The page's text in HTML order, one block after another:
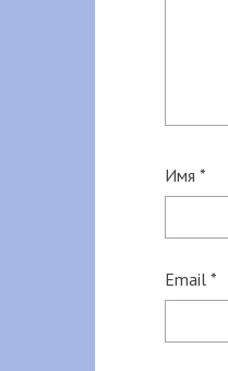
Имя *
Email *